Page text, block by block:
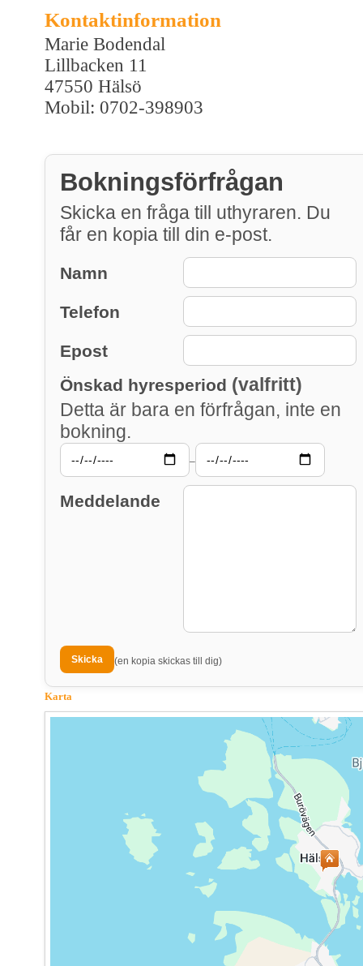
Kontaktinformation
Marie Bodendal
Lillbacken 11
47550 Hälsö
Mobil: 0702-398903
Bokningsförfrågan
Skicka en fråga till uthyraren. Du
får en kopia till din e-post.
Namn
Telefon
Epost
Önskad hyresperiod (valfritt)
Detta är bara en förfrågan, inte en
bokning.
–
Meddelande
(en kopia skickas till dig)
Karta